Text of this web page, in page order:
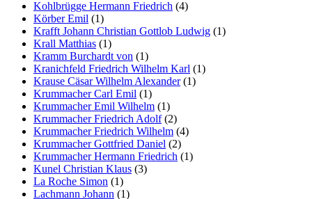
Kohlbrügge Hermann Friedrich (4)
Körber Emil (1)
Krafft Johann Christian Gottlob Ludwig (1)
Krall Matthias (1)
Kramm Burchardt von (1)
Kranichfeld Friedrich Wilhelm Karl (1)
Krause Cäsar Wilhelm Alexander(1)
Krummacher Carl Emil (1)
Krummacher Emil Wilhelm (1)
Krummacher Friedrich Adolf(2)
Krummacher Friedrich Wilhelm (4)
Krummacher Gottfried Daniel (2)
Krummacher Hermann Friedrich (1)
Kunel Christian Klaus (3)
La Roche Simon (1)
Lachmann Johann (1)